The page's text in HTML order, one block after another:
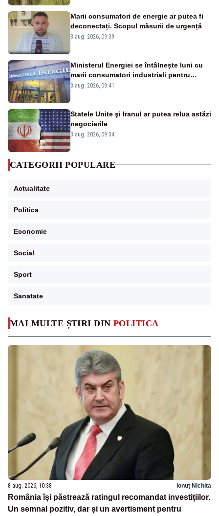
MAI MULTE ȘTIRI DIN POLITICA
8 aug. 2026, 10:38 Ionuț Nichita
România își păstrează ratingul recomandat investițiilor.
Un semnal pozitiv, dar și un avertisment pentru
Marii consumatori de energie ar putea fi
deconectați. Scopul măsurii de urgență
3 aug. 2026, 09:39
Ministerul Energiei se întâlnește luni cu
marii consumatori industriali pentru
reducerea voluntară a consumului de
3 aug. 2026, 09:41
Statele Unite şi Iranul ar putea relua astăzi
negocierile
3 aug. 2026, 09:34
CATEGORII POPULARE
Actualitate
Politica
Economie
Social
Sport
Sanatate